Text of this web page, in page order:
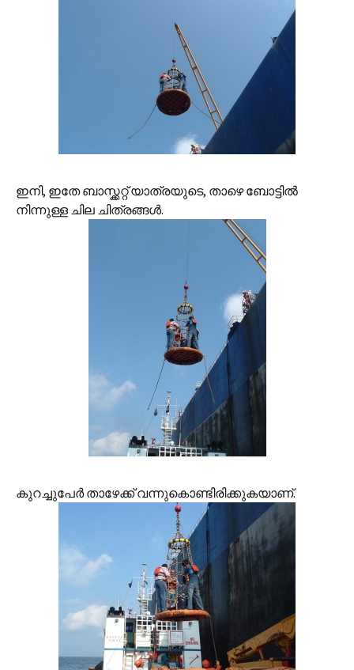
ഇനി, ഇതേ ബാസ്ക്കറ്റ് യാത്രയുടെ, താഴെ ബോട്ടില്‍
നിന്നുള്ള ചില ചിത്രങ്ങള്‍.
കുറച്ചുപേര്‍ താഴേക്ക് വന്നുകൊണ്ടിരിക്കുകയാണ്.